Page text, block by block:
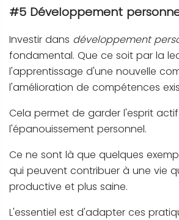
#5 Développement
Investir dans développement
fondamental. Que ce soit par la
l'apprentissage d'une nouvelle
l'amélioration de compétences
Cela permet de garder l'esprit
l'épanouissement personnel.
Ce ne sont là que quelques
qui peuvent contribuer à une vie
productive et plus saine.
L'essentiel est d'adapter ces